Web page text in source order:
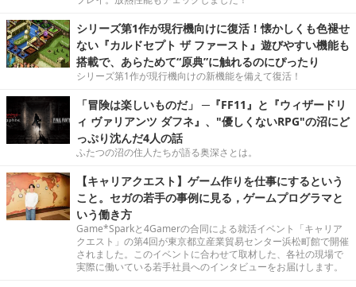
シリーズ第1作が現行機向けに復活！懐かしくも色褪せ
ない『カルドセプト ザ ファースト』遊びやすい機能も
搭載で、あらためて“原典”に触れるのにぴったり
シリーズ第1作が現行機向けの新機能を備えて復活！
「冒険は楽しいものだ」 ─『FF11』と『ウィザードリ
ィ ヴァリアンツ ダフネ』、"優しくないRPG"の沼にど
っぷり沈んだ4人の話
ふたつの沼の住人たちが語る奥深さとは。
【キャリアクエスト】ゲーム作りを仕事にするという
こと。セガの若手の事例に見る，ゲームプログラマと
いう働き方
Game*Sparkと4Gamerの合同による就活イベント「キャリア
クエスト」の第4回が東京都立産業貿易センター浜松町館で開催
されました。このイベントに合わせて取材した、各社の現場で
実際に働いている若手社員へのインタビューをお届けします。